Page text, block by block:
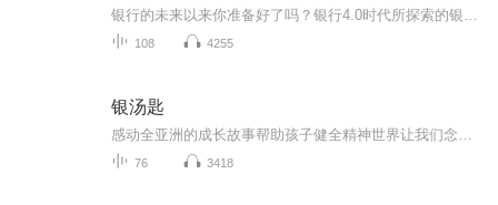
108 4255
银汤匙
76 3418